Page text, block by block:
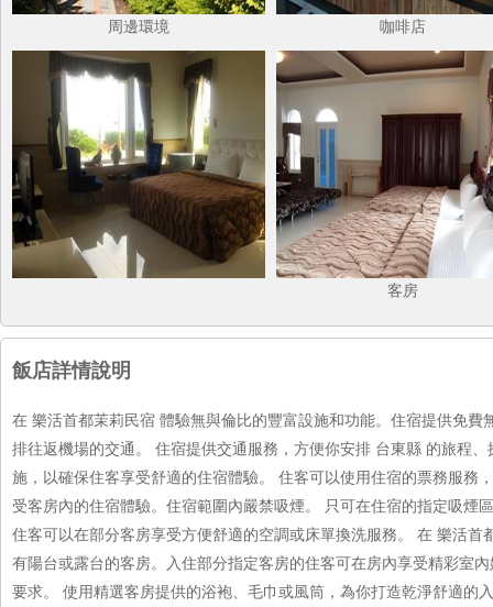
周邊環境 咖啡店
客房
飯店詳情說明
在 樂活首都茉莉民宿 體驗無與倫比的豐富設施和功能。住宿提供免
排往返機場的交通。 住宿提供交通服務，方便你安排 台東縣 的旅程
施，以確保住客享受舒適的住宿體驗。 住客可以使用住宿的票務服
受客房內的住宿體驗。住宿範圍內嚴禁吸煙。 只可在住宿的指定吸
住客可以在部分客房享受方便舒適的空調或床單換洗服務。 在 樂活
有陽台或露台的客房。入住部分指定客房的住客可在房內享受精彩室
要求。 使用精選客房提供的浴袍、毛巾或風筒，為你打造乾淨舒適